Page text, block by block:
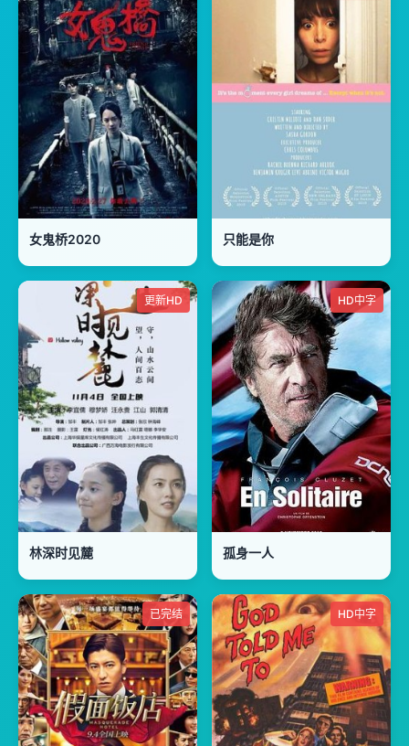
女鬼桥2020 只能是你
更新HD
林深时见麓
HD中字
孤身一人
已完结 HD中字